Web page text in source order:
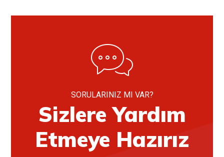
SORULARINIZ MI VAR?
Sizlere Yardım
Etmeye Hazırız